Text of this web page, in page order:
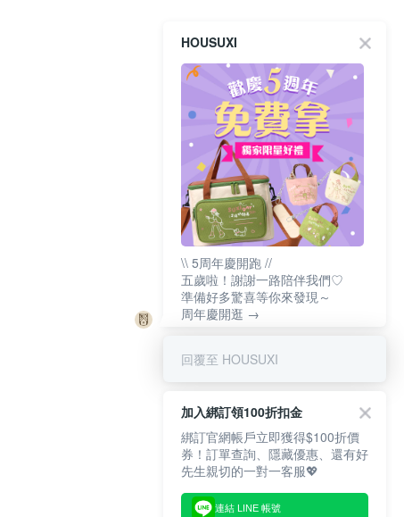
HOUSUXI
\\ 5周年慶開跑 //
五歲啦！謝謝一路陪伴我們♡
準備好多驚喜等你來發現～
周年慶開逛 →
回覆至 HOUSUXI
加入綁訂領100折扣金
綁訂官網帳戶立即獲得$100折價
券！訂單查詢、隱藏優惠、還有好
先生親切的一對一客服💖
連結 LINE 帳號